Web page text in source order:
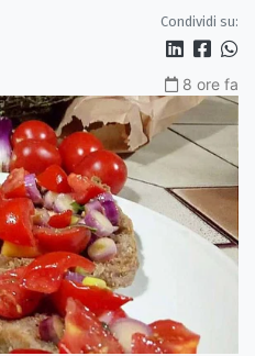
Condividi su:
8 ore fa